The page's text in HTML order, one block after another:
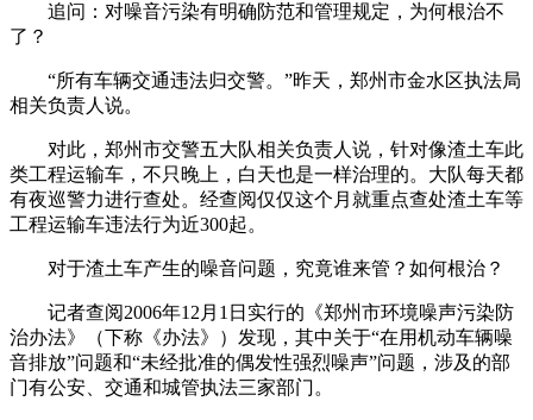
追问：对噪音污染有明确防范和管理规定，为何根治不
了？
“所有车辆交通违法归交警。”昨天，郑州市金水区执法局
相关负责人说。
对此，郑州市交警五大队相关负责人说，针对像渣土车此
类工程运输车，不只晚上，白天也是一样治理的。大队每天都
有夜巡警力进行查处。经查阅仅仅这个月就重点查处渣土车等
工程运输车违法行为近300起。
对于渣土车产生的噪音问题，究竟谁来管？如何根治？
记者查阅2006年12月1日实行的《郑州市环境噪声污染防
治办法》（下称《办法》）发现，其中关于“在用机动车辆噪
音排放”问题和“未经批准的偶发性强烈噪声”问题，涉及的部
门有公安、交通和城管执法三家部门。